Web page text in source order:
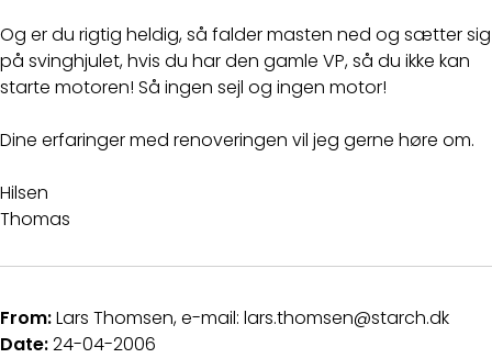
Og er du rigtig heldig, så falder masten ned og sætter sig
på svinghjulet, hvis du har den gamle VP, så du ikke kan
starte motoren! Så ingen sejl og ingen motor!
Dine erfaringer med renoveringen vil jeg gerne høre om.
Hilsen
Thomas
From:Lars Thomsen, e-mail: lars.thomsen@starch.dk
Date:24-04-2006